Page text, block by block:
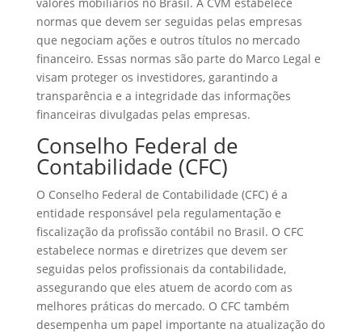
normas que devem ser seguidas pelas empresas
que negociam ações e outros títulos no mercado
financeiro. Essas normas são parte do Marco Legal e
visam proteger os investidores, garantindo a
transparência e a integridade das informações
financeiras divulgadas pelas empresas.
Conselho Federal de
Contabilidade (CFC)
O Conselho Federal de Contabilidade (CFC) é a
entidade responsável pela regulamentação e
fiscalização da profissão contábil no Brasil. O CFC
estabelece normas e diretrizes que devem ser
seguidas pelos profissionais da contabilidade,
assegurando que eles atuem de acordo com as
melhores práticas do mercado. O CFC também
desempenha um papel importante na atualização do